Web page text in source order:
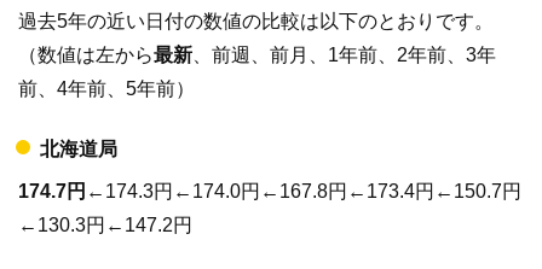
過去5年の近い日付の数値の比較は以下のとおりです。
（数値は左から最新 、前週、前月、1年前、2年前、3年
前、4年前、5年前）
北海道局
174.7円 ←174.3円←174.0円←167.8円←173.4円←150.7円
←130.3円←147.2円